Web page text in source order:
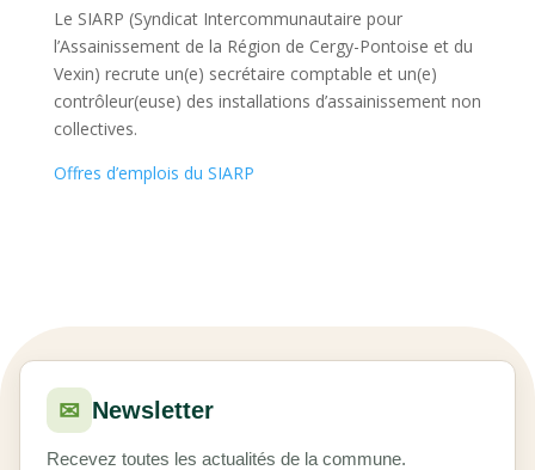
Le SIARP (Syndicat Intercommunautaire pour
l’Assainissement de la Région de Cergy-Pontoise et du
Vexin) recrute un(e) secrétaire comptable et un(e)
contrôleur(euse) des installations d’assainissement non
collectives.
Offres d’emplois du SIARP
✉ Newsletter
Recevez toutes les actualités de la commune.